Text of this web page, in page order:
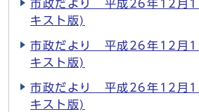
市政だより 平成26年12月
キスト版)
市政だより 平成26年12月
キスト版)
市政だより 平成26年12月
キスト版)